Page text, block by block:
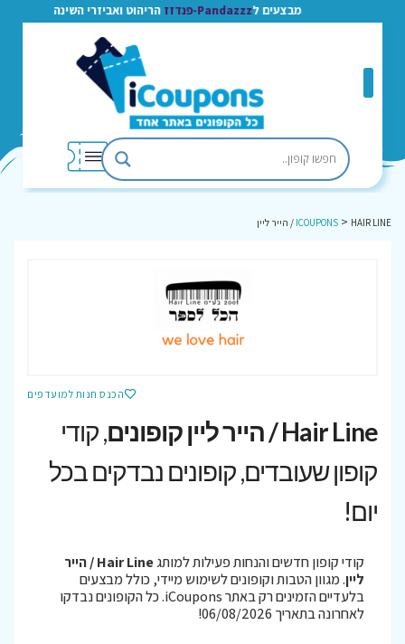
מבצעים לPandazzz-פנדזז הריהוט ואביזרי השינה
ICOUPONS > HAIR LINE / הייר ליין
הכנס חנות למועדפים
Hair Line / הייר ליין קופונים
, קודי
קופון שעובדים, קופונים נבדקים בכל
יום!
קודי קופון חדשים והנחות פעילות למותג
Hair Line / הייר
ליין. מגוון הטבות וקופונים לשימוש מיידי, כולל מבצעים
בלעדיים הזמינים רק באתר iCoupons. כל הקופונים נבדקו
לאחרונה בתאריך 06/08/2026!